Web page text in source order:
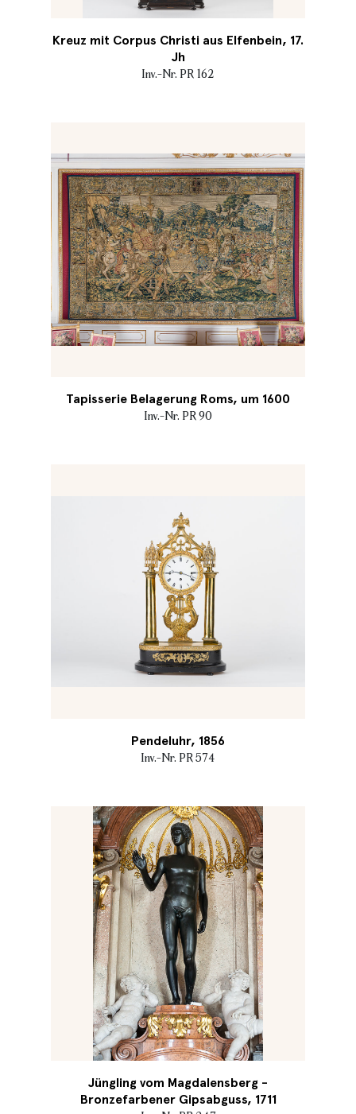
Kreuz mit Corpus Christi aus Elfenbein, 17.
Jh
Inv.-Nr. PR 162
Tapisserie Belagerung Roms, um 1600
Inv.-Nr. PR 90
Pendeluhr, 1856
Inv.-Nr. PR 574
Jüngling vom Magdalensberg -
Bronzefarbener Gipsabguss, 1711